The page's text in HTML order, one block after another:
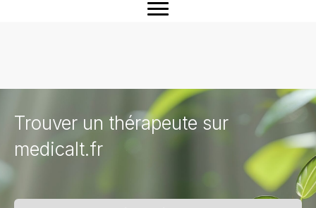
Trouver un thérapeute sur
medicalt.fr